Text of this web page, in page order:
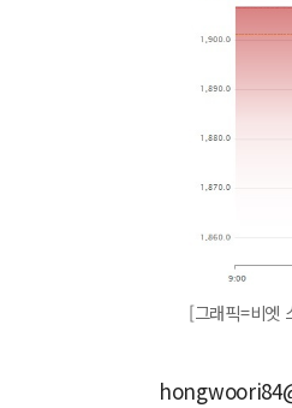
[그래픽=비엣